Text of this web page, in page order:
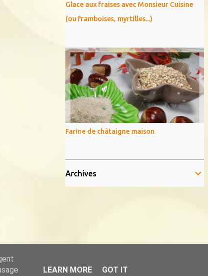
Glace aux fraises avec Monsieur Cuisine
(ou framboises, myrtilles...)
Farine de châtaigne maison
Archives
LEARN MORE GOT IT